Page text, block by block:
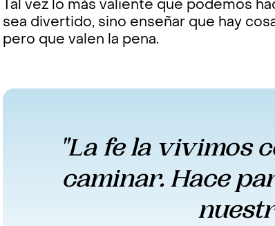
Tal vez lo más valiente que podemos
sea divertido, sino enseñar que hay
pero que valen la pena.
"La fe la vivimos
caminar. Hace